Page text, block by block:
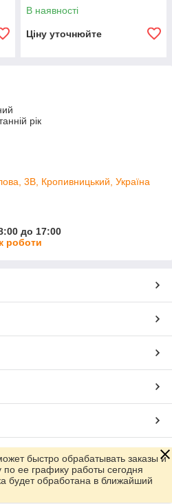
В наявності
Ціну уточнюйте
рік
3В, Кропивницький, Україна
до 17:00
роботи
Prom.ua
быстро обрабатывать заказы и
ее графику работы сегодня
будет обработана в ближайший